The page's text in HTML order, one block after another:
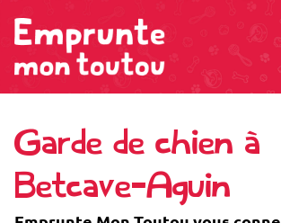
Garde de chien à
Betcave-Aguin